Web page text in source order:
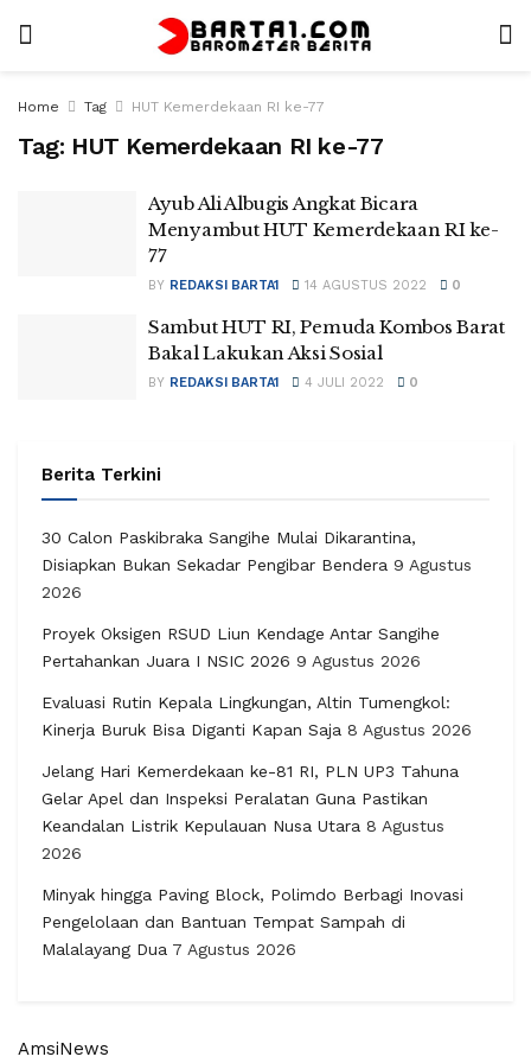
Home Tag HUT Kemerdekaan RI ke-77
Tag: HUT Kemerdekaan RI ke-77
Ayub Ali Albugis Angkat Bicara
Menyambut HUT Kemerdekaan RI ke-
77
BY REDAKSI BARTA1 14 AGUSTUS 2022 0
Sambut HUT RI, Pemuda Kombos Barat
Bakal Lakukan Aksi Sosial
BY REDAKSI BARTA1 4 JULI 2022 0
Berita Terkini
30 Calon Paskibraka Sangihe Mulai Dikarantina,
Disiapkan Bukan Sekadar Pengibar Bendera 9 Agustus
2026
Proyek Oksigen RSUD Liun Kendage Antar Sangihe
Pertahankan Juara I NSIC 2026 9 Agustus 2026
Evaluasi Rutin Kepala Lingkungan, Altin Tumengkol:
Kinerja Buruk Bisa Diganti Kapan Saja 8 Agustus 2026
Jelang Hari Kemerdekaan ke-81 RI, PLN UP3 Tahuna
Gelar Apel dan Inspeksi Peralatan Guna Pastikan
Keandalan Listrik Kepulauan Nusa Utara 8 Agustus
2026
Minyak hingga Paving Block, Polimdo Berbagi Inovasi
Pengelolaan dan Bantuan Tempat Sampah di
Malalayang Dua 7 Agustus 2026
AmsiNews